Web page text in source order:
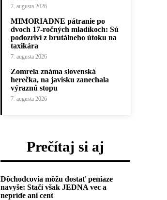
7. augusta 2026
MIMORIADNE pátranie po
dvoch 17-ročných mladíkoch: Sú
podozriví z brutálneho útoku na
taxikára
7. augusta 2026
Zomrela známa slovenská
herečka, na javisku zanechala
výraznú stopu
7. augusta 2026
Prečítaj si aj
Dôchodcovia môžu dostať peniaze
navyše: Stačí však JEDNA vec a
nepríde ani cent